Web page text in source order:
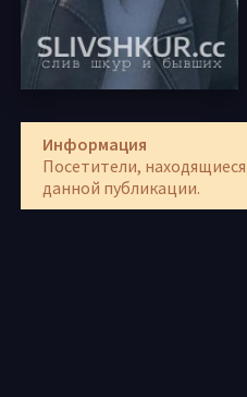
Информация
Посетители,
данной публикации.